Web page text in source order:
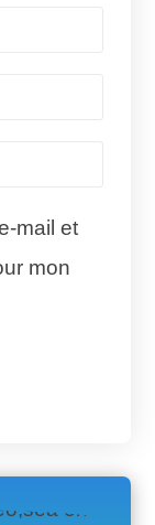
mail et
mon